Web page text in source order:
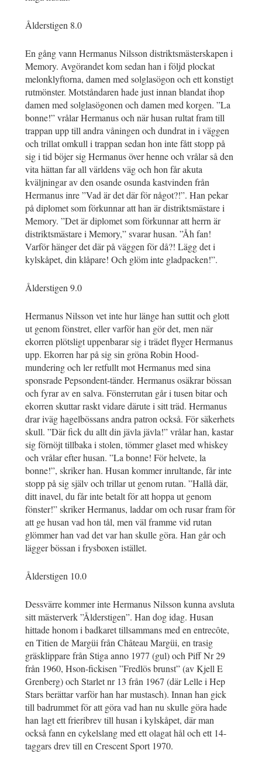
Ålderstigen 8.0
En gång vann Hermanus Nilsson distriktsmästerskapen i
Memory. Avgörandet kom sedan han i följd plockat
melonklyftorna, damen med solglasögon och ett konstigt
rutmönster. Motståndaren hade just innan blandat ihop
damen med solglasögonen och damen med korgen. ”La
bonne!” vrålar Hermanus och när husan rultat fram till
trappan upp till andra våningen och dundrat in i väggen
och trillat omkull i trappan sedan hon inte fått stopp på
sig i tid böjer sig Hermanus över henne och vrålar så den
vita hättan far all världens väg och hon får akuta
kväljningar av den osande osunda kastvinden från
Hermanus inre ”Vad är det där för något?!”. Han pekar
på diplomet som förkunnar att han är distriktsmästare i
Memory. ”Det är diplomet som förkunnar att herrn är
distriktsmästare i Memory,” svarar husan. ”Åh fan!
Varför hänger det där på väggen för då?! Lägg det i
kylskåpet, din klåpare! Och glöm inte gladpacken!”.
Ålderstigen 9.0
Hermanus Nilsson vet inte hur länge han suttit och glott
ut genom fönstret, eller varför han gör det, men när
ekorren plötsligt uppenbarar sig i trädet flyger Hermanus
upp. Ekorren har på sig sin gröna Robin Hood-
mundering och ler retfullt mot Hermanus med sina
sponsrade Pepsondent-tänder. Hermanus osäkrar bössan
och fyrar av en salva. Fönsterrutan går i tusen bitar och
ekorren skuttar raskt vidare därute i sitt träd. Hermanus
drar iväg hagelbössans andra patron också. För säkerhets
skull. ”Där fick du allt din jävla jävla!” vrålar han, kastar
sig förnöjt tillbaka i stolen, tömmer glaset med whiskey
och vrålar efter husan. ”La bonne! För helvete, la
bonne!”, skriker han. Husan kommer inrultande, får inte
stopp på sig själv och trillar ut genom rutan. ”Hallå där,
ditt inavel, du får inte betalt för att hoppa ut genom
fönster!” skriker Hermanus, laddar om och rusar fram för
att ge husan vad hon tål, men väl framme vid rutan
glömmer han vad det var han skulle göra. Han går och
lägger bössan i frysboxen istället.
Ålderstigen 10.0
Dessvärre kommer inte Hermanus Nilsson kunna avsluta
sitt mästerverk ”Ålderstigen”. Han dog idag. Husan
hittade honom i badkaret tillsammans med en entrecôte,
en Titien de Margüi från Château Margüi, en trasig
gräsklippare från Stiga anno 1977 (gul) och Piff Nr 29
från 1960, Hson-fickisen ”Fredlös brunst” (av Kjell E
Grenberg) och Starlet nr 13 från 1967 (där Lelle i Hep
Stars berättar varför han har mustasch). Innan han gick
till badrummet för att göra vad han nu skulle göra hade
han lagt ett frieribrev till husan i kylskåpet, där man
också fann en cykelslang med ett olagat hål och ett 14-
taggars drev till en Crescent Sport 1970.